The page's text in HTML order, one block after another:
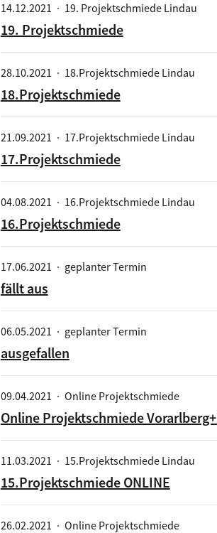
14.12.2021 · 19. Projektschmiede Lindau
19. Projektschmiede
28.10.2021 · 18.Projektschmiede Lindau
18.Projektschmiede
21.09.2021 · 17.Projektschmiede Lindau
17.Projektschmiede
04.08.2021 · 16.Projektschmiede Lindau
16.Projektschmiede
17.06.2021 · geplanter Termin
fällt aus
06.05.2021 · geplanter Termin
ausgefallen
09.04.2021 · Online Projektschmiede
Online Projektschmiede
11.03.2021 · 15.Projektschmiede Lindau
15.Projektschmiede ONLINE
26.02.2021 · Online Projektschmiede